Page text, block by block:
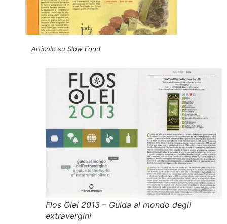
Articolo su Slow Food
Flos Olei 2013 – Guida al mondo degli
extravergini